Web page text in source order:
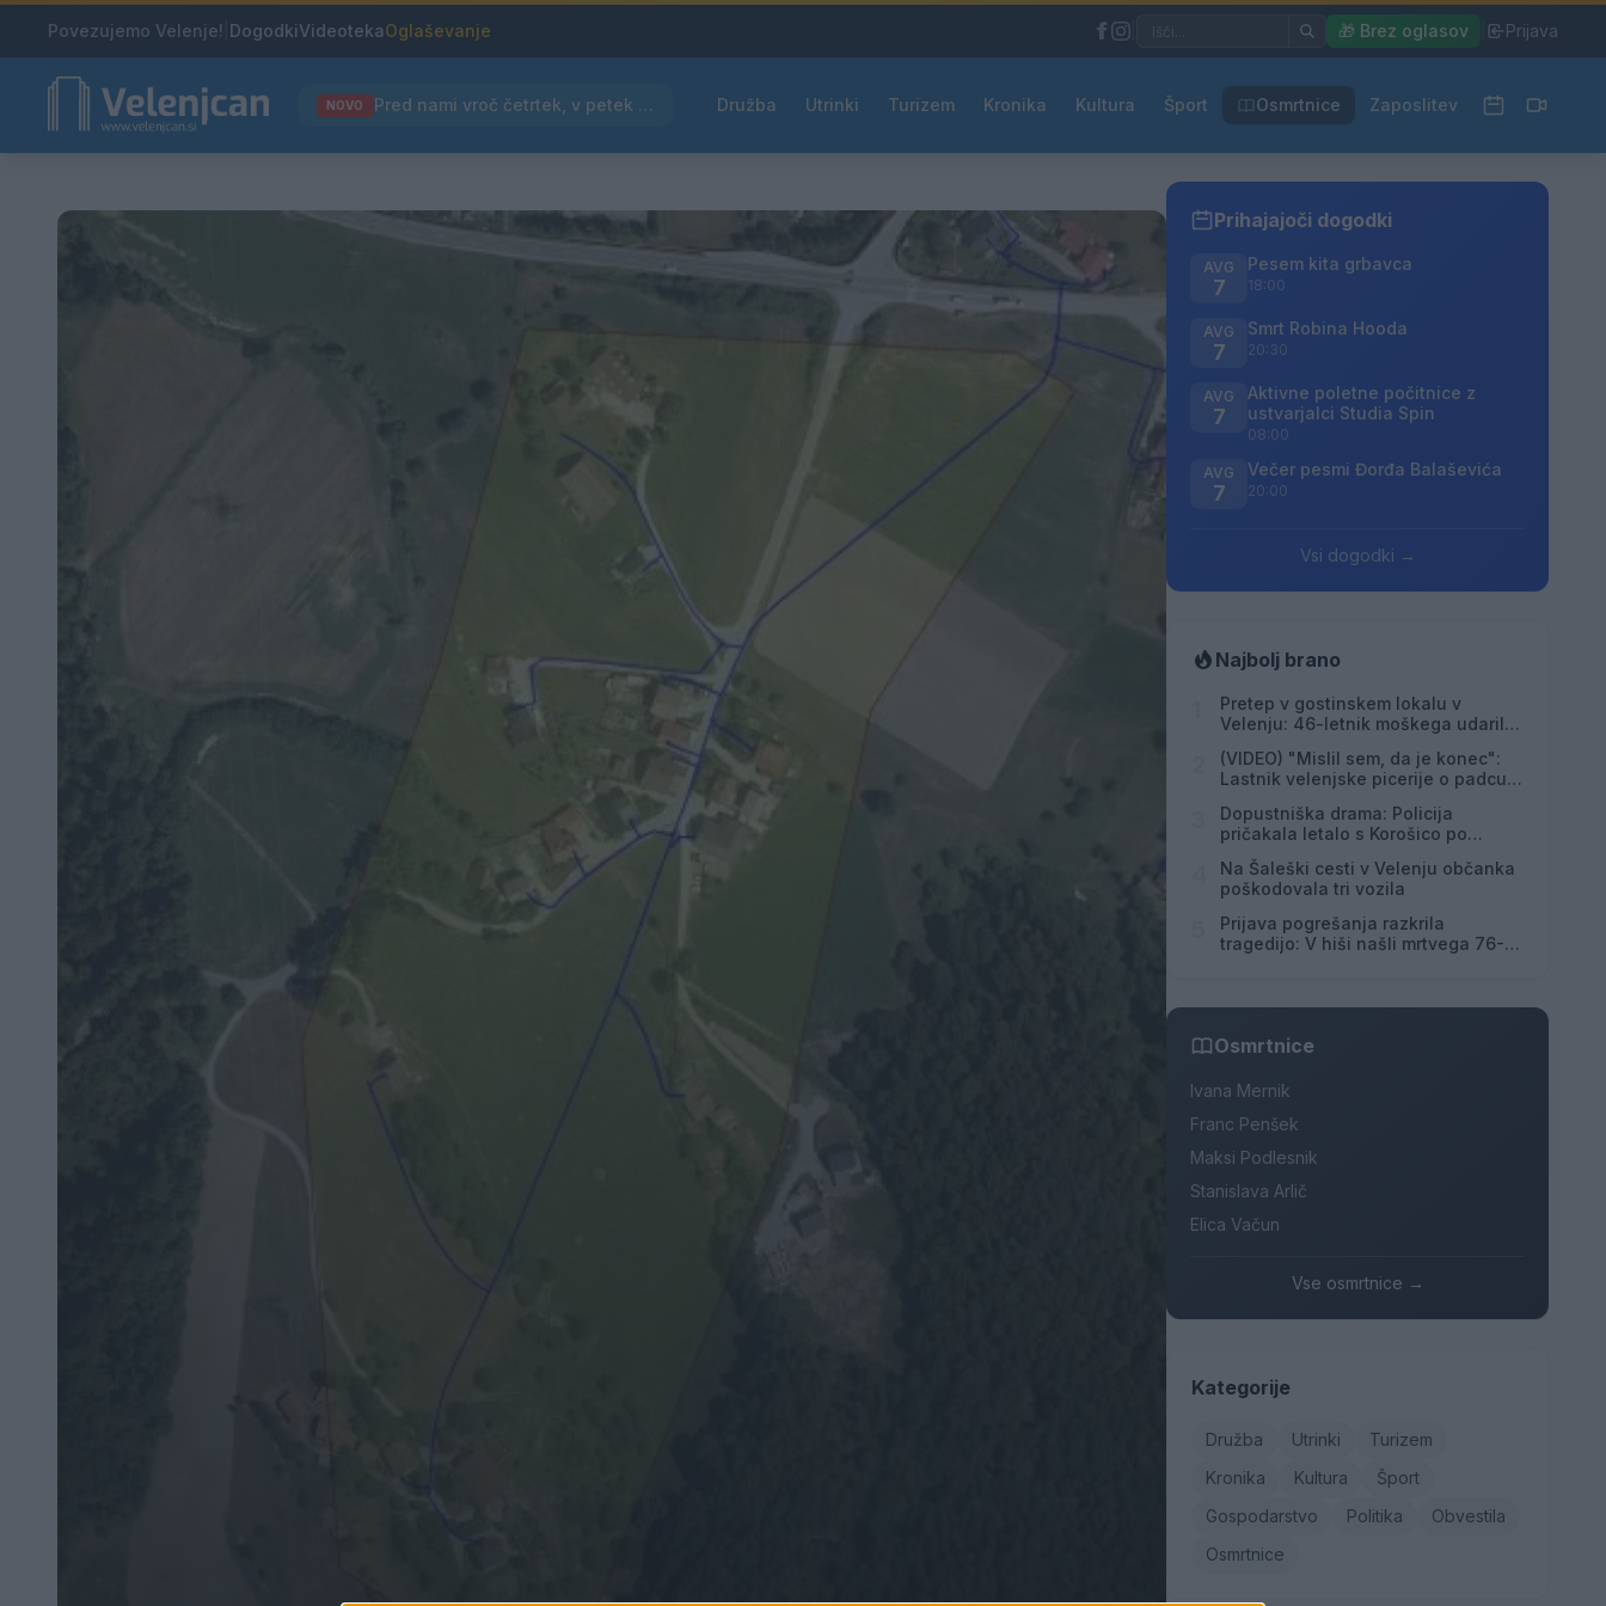
Povezujemo Velenje! DogodkiVideotekaOglaševanje 🎁 Brez oglasov Prijava
NOVO Pred nami vroč četrtek, v petek osvežitev Družba Utrinki Turizem Kronika Kultura Šport Osmrtnice Zaposlitev
Prihajajoči dogodki
AVG
7
Pesem kita grbavca
18:00
AVG
7
Smrt Robina Hooda
20:30
AVG
7
Aktivne poletne počitnice z
ustvarjalci Studia Spin
08:00
AVG
7
Večer pesmi Đorđa Balaševića
20:00
Vsi dogodki →
Najbolj brano
Pretep v gostinskem lokalu v
Velenju: 46-letnik moškega udaril s
(VIDEO) "Mislil sem, da je konec":
Lastnik velenjske picerije o padcu s
Dopustniška drama: Policija
pričakala letalo s Korošico po
Na Šaleški cesti v Velenju občanka
poškodovala tri vozila
Prijava pogrešanja razkrila
tragedijo: V hiši našli mrtvega 76-
Osmrtnice
Ivana Mernik
Franc Penšek
Maksi Podlesnik
Stanislava Arlič
Elica Vačun
Vse osmrtnice →
Kategorije
Družba Utrinki
Turizem
Kronika
Kultura
Šport
Gospodarstvo
Politika
Obvestila
Osmrtnice